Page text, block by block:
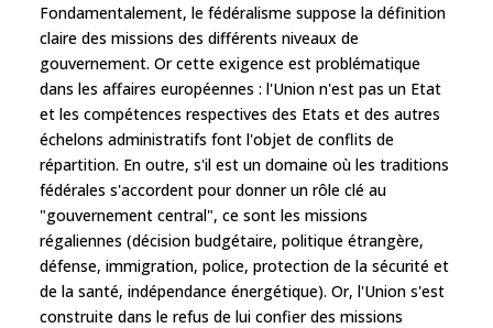
Fondamentalement, le fédéralisme suppose la définition
claire des missions des différents niveaux de
gouvernement. Or cette exigence est problématique
dans les affaires européennes : l'Union n'est pas un Etat
et les compétences respectives des Etats et des autres
échelons administratifs font l'objet de conflits de
répartition. En outre, s'il est un domaine où les traditions
fédérales s'accordent pour donner un rôle clé au
"gouvernement central", ce sont les missions
régaliennes (décision budgétaire, politique étrangère,
défense, immigration, police, protection de la sécurité et
de la santé, indépendance énergétique). Or, l'Union s'est
construite dans le refus de lui confier des missions